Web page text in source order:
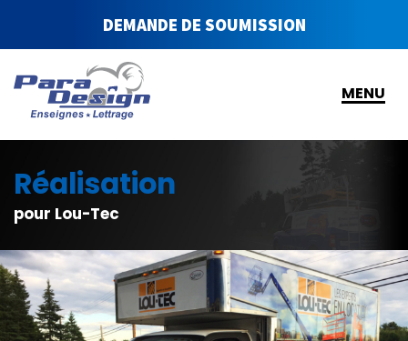
DEMANDE DE SOUMISSION
MENU
Réalisation
pour Lou-Tec